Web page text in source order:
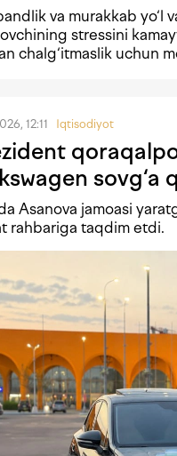
va murakkab yo‘l
stressini
chalg‘itmaslik uchun
12:11 Iqtisodiyot
sovg‘a
Asanova jamoasi
rahbariga taqdim etdi.